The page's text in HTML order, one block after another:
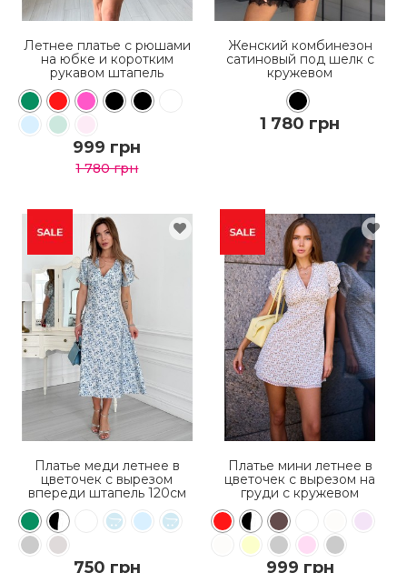
КУПИТЬ
ПОДРОБНЕЕ
Летнее платье с рюшами
на юбке и коротким
рукавом штапель
999 грн
1 780 грн
КУПИТЬ
ПОДРОБНЕЕ
Женский комбинезон
сатиновый под шелк с
кружевом
1 780 грн
Платье меди летнее в
цветочек с вырезом
впереди штапель 120см
750 грн
Платье мини летнее в
цветочек с вырезом на
груди с кружевом
999 грн